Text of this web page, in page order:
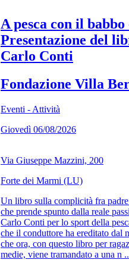
A pesca con il babbo
Presentazione del
Carlo Conti
Fondazione Villa
Eventi - Attività
Giovedì 06/08/2026
Via Giuseppe Mazzini, 200
Forte dei Marmi (LU)
Un libro sulla complicità fra
che prende spunto dalla reale
Carlo Conti per lo sport della
che il conduttore ha ereditato dal
che ora, con questo libro per
medie, viene tramandato a una n